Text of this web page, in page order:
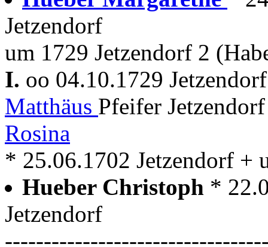
Jetzendorf
um 1729 Jetzendorf 2
I. oo 04.10.1729
Matthäus Pfeifer
Rosina
* 25.06.1702 Jetzendorf +
Hueber Christoph *
Jetzendorf